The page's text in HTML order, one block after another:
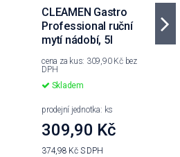
CLEAMEN Gastro
Professional ruční
mytí nádobí, 5l
cena za kus: 309,90 Kč bez
DPH
Skladem
prodejní jednotka: ks
309,90 Kč
374,98 Kč S DPH